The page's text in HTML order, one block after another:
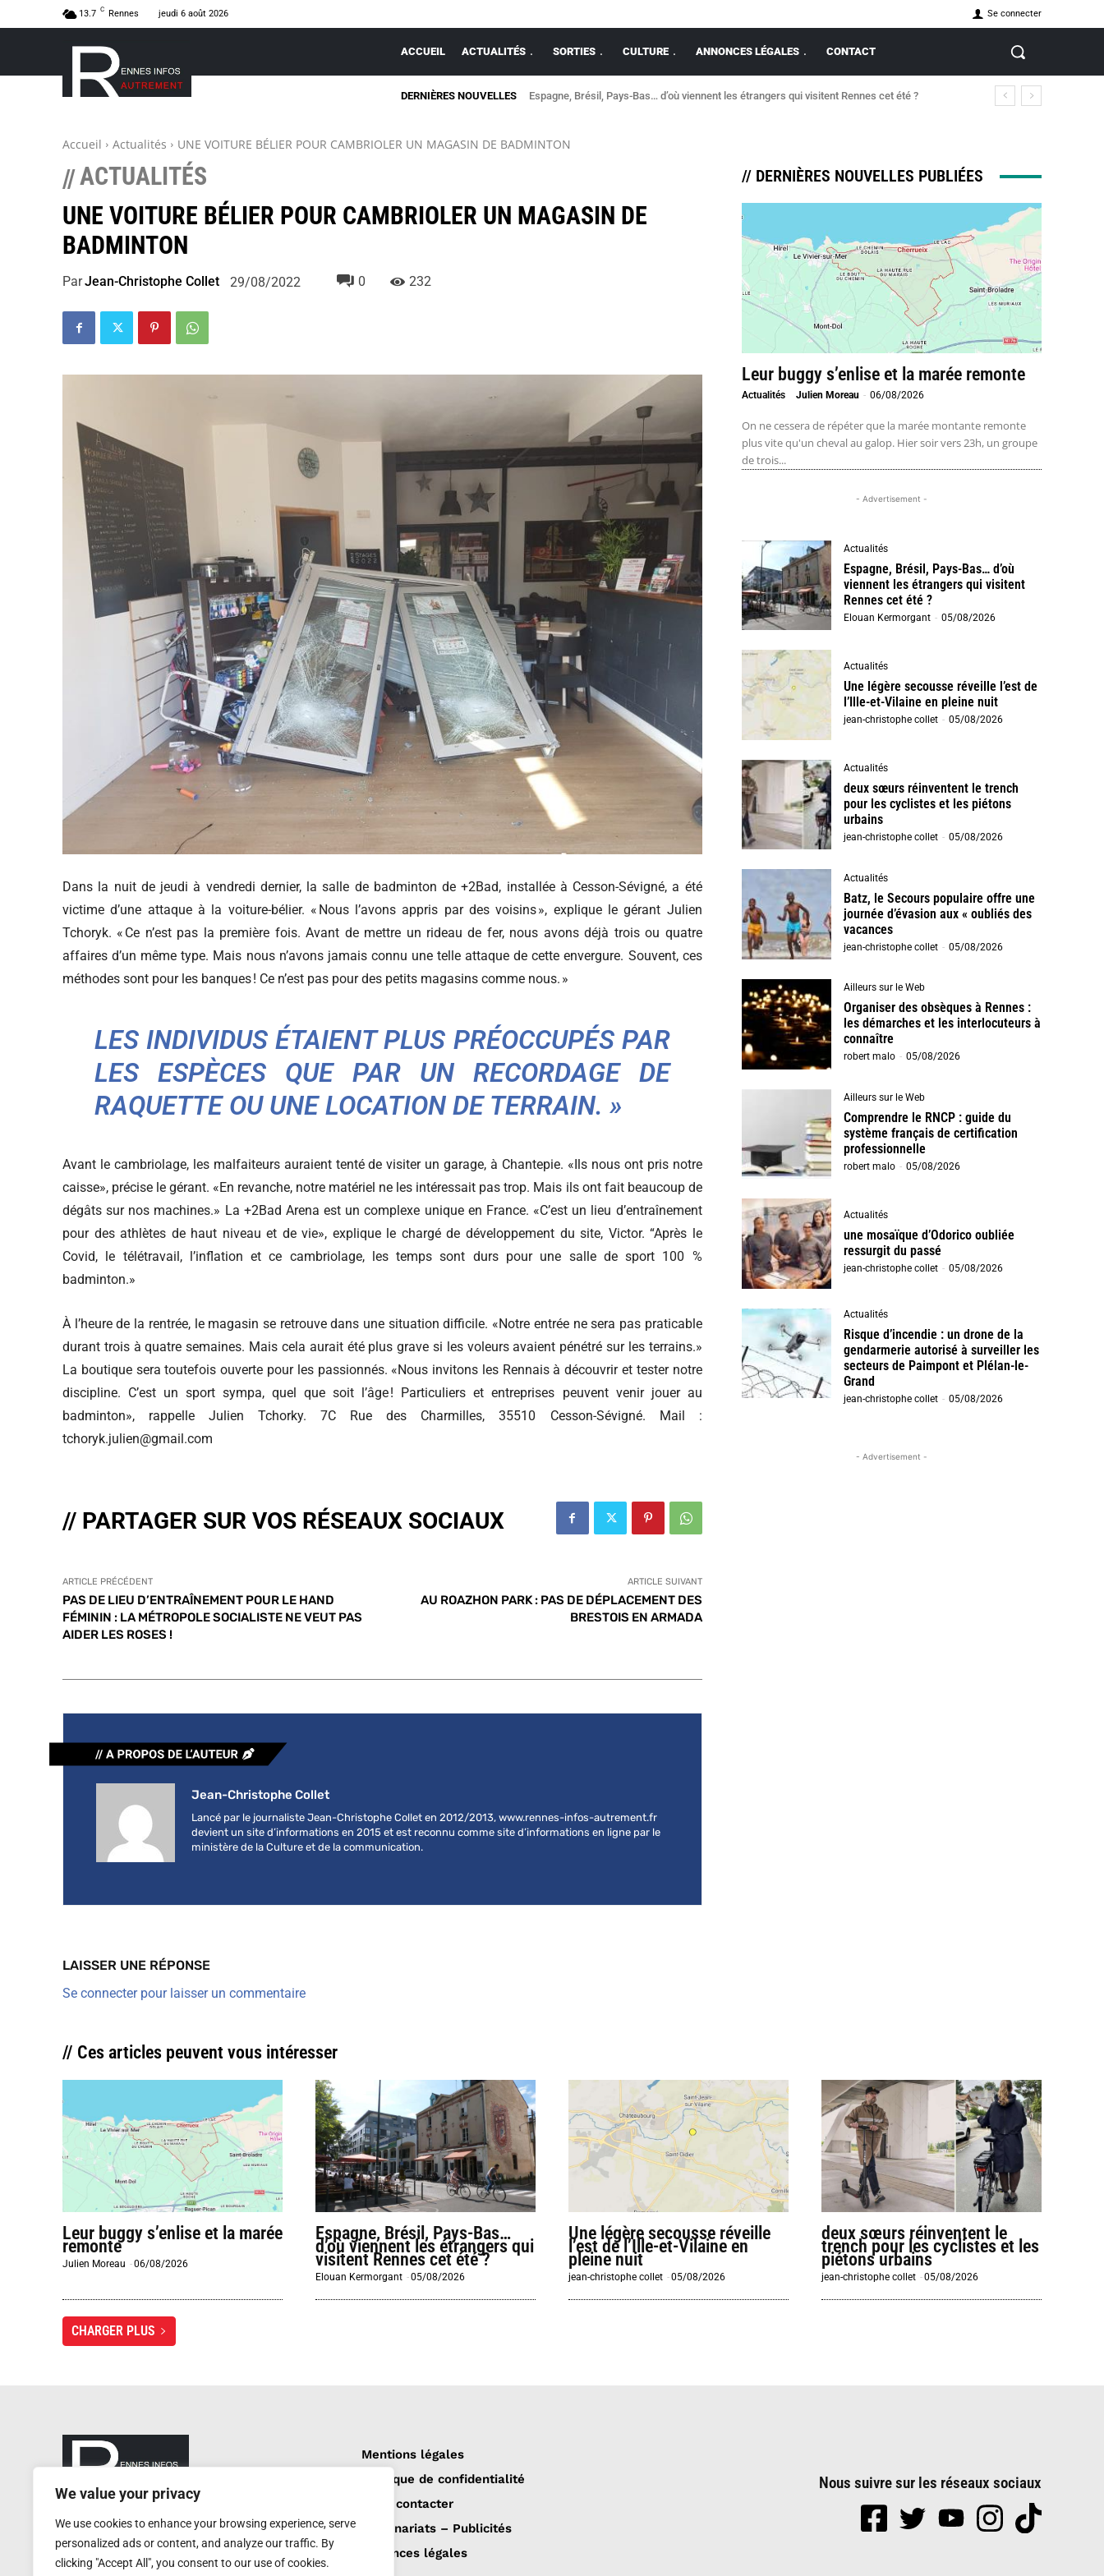
We value your privacy
We use cookies to enhance your browsing experience, serve
personalized ads or content, and analyze our traffic. By
clicking "Accept All", you consent to our use of cookies.
13.7 C Rennes jeudi 6 août 2026 Se connecter
ACCUEIL ACTUALITÉS SORTIES CULTURE ANNONCES LÉGALES CONTACT
DERNIÈRES NOUVELLES Espagne, Brésil, Pays-Bas… d’où viennent les étrangers qui visitent Rennes cet été ?
Accueil Actualités UNE VOITURE BÉLIER POUR CAMBRIOLER UN MAGASIN DE BADMINTON
//ACTUALITÉS
UNE VOITURE BÉLIER POUR CAMBRIOLER UN MAGASIN DE
BADMINTON
ParJean-Christophe Collet 29/08/2022 0 232
Dans la nuit de jeudi à vendredi dernier, la salle de badminton de +2Bad, installée à Cesson-Sévigné, a été
victime d’une attaque à la voiture-bélier. « Nous l’avons appris par des voisins », explique le gérant Julien
Tchoryk. « Ce n’est pas la première fois. Avant de mettre un rideau de fer, nous avons déjà trois ou quatre
affaires d’un même type. Mais nous n’avons jamais connu une telle attaque de cette envergure. Souvent, ces
méthodes sont pour les banques ! Ce n’est pas pour des petits magasins comme nous. »
LES INDIVIDUS ÉTAIENT PLUS PRÉOCCUPÉS PAR
LES ESPÈCES QUE PAR UN RECORDAGE DE
RAQUETTE OU UNE LOCATION DE TERRAIN. »
Avant le cambriolage, les malfaiteurs auraient tenté de visiter un garage, à Chantepie. «Ils nous ont pris notre
caisse», précise le gérant. «En revanche, notre matériel ne les intéressait pas trop. Mais ils ont fait beaucoup de
dégâts sur nos machines.» La +2Bad Arena est un complexe unique en France. «C’est un lieu d’entraînement
pour des athlètes de haut niveau et de vie», explique le chargé de développement du site, Victor. “Après le
Covid, le télétravail, l’inflation et ce cambriolage, les temps sont durs pour une salle de sport 100 %
badminton.»
À l’heure de la rentrée, le magasin se retrouve dans une situation difficile. «Notre entrée ne sera pas praticable
durant trois à quatre semaines. Mais cela aurait été plus grave si les voleurs avaient pénétré sur les terrains.»
La boutique sera toutefois ouverte pour les passionnés. «Nous invitons les Rennais à découvrir et tester notre
discipline. C’est un sport sympa, quel que soit l’âge ! Particuliers et entreprises peuvent venir jouer au
badminton», rappelle Julien Tchorky. 7C Rue des Charmilles, 35510 Cesson-Sévigné. Mail :
tchoryk.julien@gmail.com
// PARTAGER SUR VOS RÉSEAUX SOCIAUX
ARTICLE PRÉCÉDENT
PAS DE LIEU D’ENTRAÎNEMENT POUR LE HAND
FÉMININ : LA MÉTROPOLE SOCIALISTE NE VEUT PAS
AIDER LES ROSES !
ARTICLE SUIVANT
AU ROAZHON PARK : PAS DE DÉPLACEMENT DES
BRESTOIS EN ARMADA
Jean-Christophe Collet
Lancé par le journaliste Jean-Christophe Collet en 2012/2013, www.rennes-infos-autrement.fr
devient un site d’informations en 2015 et est reconnu comme site d’informations en ligne par le
ministère de la Culture et de la communication.
LAISSER UNE RÉPONSE
Se connecter pour laisser un commentaire
// DERNIÈRES NOUVELLES PUBLIÉES
Leur buggy s’enlise et la marée remonte
Actualités Julien Moreau - 06/08/2026
On ne cessera de répéter que la marée montante remonte
plus vite qu'un cheval au galop. Hier soir vers 23h, un groupe
de trois...
- Advertisement -
Actualités
Espagne, Brésil, Pays-Bas… d’où
viennent les étrangers qui visitent
Rennes cet été ?
Elouan Kermorgant - 05/08/2026
Actualités
Une légère secousse réveille l’est de
l’Ille-et-Vilaine en pleine nuit
jean-christophe collet - 05/08/2026
Actualités
deux sœurs réinventent le trench
pour les cyclistes et les piétons
urbains
jean-christophe collet - 05/08/2026
Actualités
Batz, le Secours populaire offre une
journée d’évasion aux « oubliés des
vacances
jean-christophe collet - 05/08/2026
Ailleurs sur le Web
Organiser des obsèques à Rennes :
les démarches et les interlocuteurs à
connaître
robert malo - 05/08/2026
Ailleurs sur le Web
Comprendre le RNCP : guide du
système français de certification
professionnelle
robert malo - 05/08/2026
Actualités
une mosaïque d’Odorico oubliée
ressurgit du passé
jean-christophe collet - 05/08/2026
Actualités
Risque d’incendie : un drone de la
gendarmerie autorisé à surveiller les
secteurs de Paimpont et Plélan-le-
Grand
jean-christophe collet - 05/08/2026
- Advertisement -
// Ces articles peuvent vous intéresser
Leur buggy s’enlise et la marée
remonte
Julien Moreau -06/08/2026
Espagne, Brésil, Pays-Bas…
d’où viennent les étrangers qui
visitent Rennes cet été ?
Elouan Kermorgant -05/08/2026
Une légère secousse réveille
l’est de l’Ille-et-Vilaine en
pleine nuit
jean-christophe collet -05/08/2026
deux sœurs réinventent le
trench pour les cyclistes et les
piétons urbains
jean-christophe collet -05/08/2026
CHARGER PLUS
rennesinfosautrement@gmail.com
RCS de Rennes : 752 406 884
Service de presse : 0620 W
Mentions légales
Politique de confidentialité
Nous contacter
Partenariats – Publicités
Annonces légales
Nous suivre sur les réseaux sociaux